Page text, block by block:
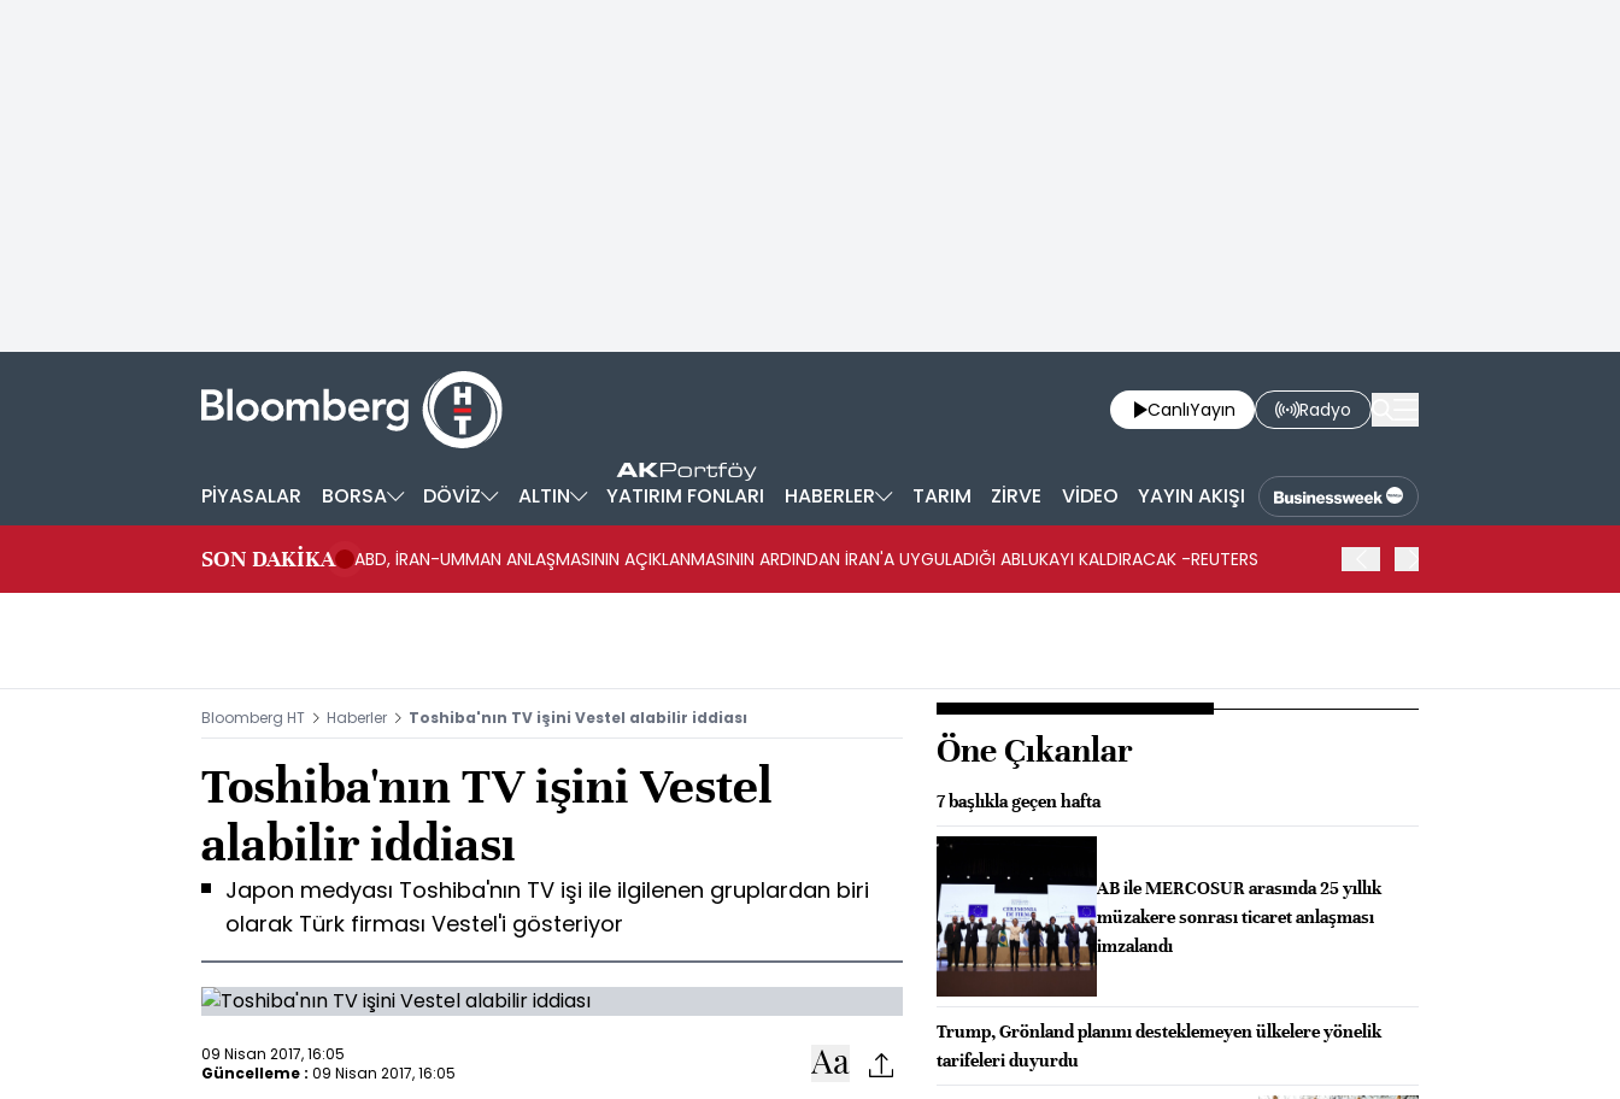
CanlıYayın Radyo
PİYASALAR BORSA DÖVİZ ALTIN YATIRIM FONLARI HABERLER TARIM ZİRVE VİDEO YAYIN AKIŞI
SON DAKİKA ABD, İRAN-UMMAN ANLAŞMASININ AÇIKLANMASININ ARDINDAN İRAN'A UYGULADIĞI ABLUKAYI KALDIRACAK -REUTERS
Bloomberg HT Haberler Toshiba'nın TV işini Vestel alabilir iddiası
Toshiba'nın TV işini Vestel
alabilir iddiası
Japon medyası Toshiba'nın TV işi ile ilgilenen gruplardan biri
olarak Türk firması Vestel'i gösteriyor
09 Nisan 2017, 16:05
Güncelleme : 09 Nisan 2017, 16:05
Öne Çıkanlar
7 başlıkla geçen hafta
AB ile MERCOSUR arasında 25 yıllık
müzakere sonrası ticaret anlaşması
imzalandı
Trump, Grönland planını desteklemeyen ülkelere yönelik
tarifeleri duyurdu